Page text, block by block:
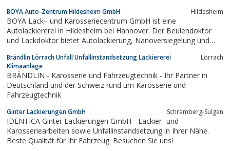
BOYA Auto-Zentrum Hildesheim GmbH Hildesheim
BOYA Lack– und Karosseriecentrum GmbH ist eine
Autolackiererei in Hildesheim bei Hannover. Der Beulendoktor
und Lackdoktor bietet Autolackierung, Nanoversiegelung und
Autolackierungen und Autolackierereien. Der Scheibendoktor im
Raum Hannover.
Brändlin Lörrach Unfall Unfallinstandsetzung Lackiererei
Klimaanlage
Lörrach
BRÄNDLIN - Karosserie und Fahrzeugtechnik - Ihr Partner in
Deutschland und der Schweiz rund um Karosserie und
Fahrzeugtechnik
Ginter Lackierungen GmbH Schramberg-Sulgen
IDENTICA Ginter Lackierungen GmbH - Lackier- und
Karosseriearbeiten sowie Unfallinstandsetzung in Ihrer Nähe.
Beste Qualität für Ihr Fahrzeug. Besuchen Sie uns!